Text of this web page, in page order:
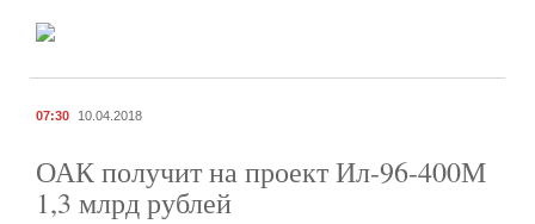
07:30 10.04.2018
ОАК получит на проект Ил-96-400М
1,3 млрд рублей